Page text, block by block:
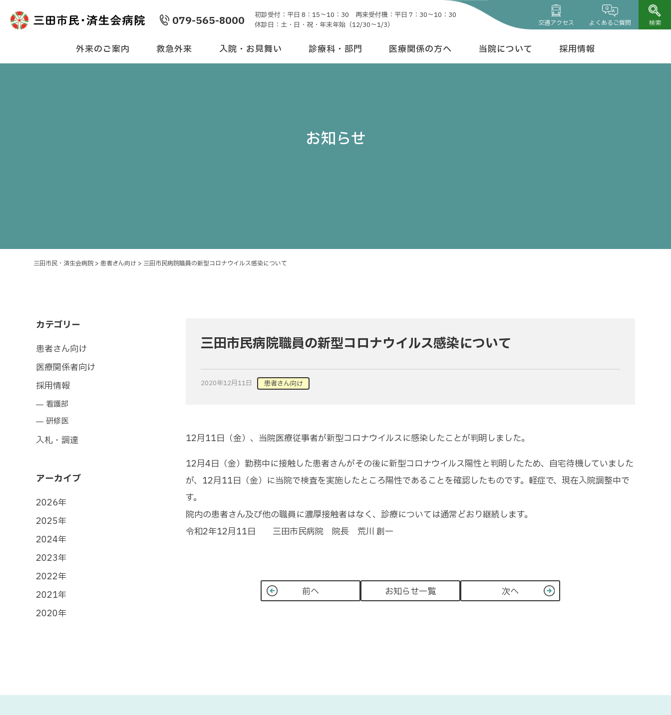
079-565-8000
初診受付：平日 8：15～10：30 再来受付機：平日 7：30～10：30
休診日：土・日・祝・年末年始（12/30～1/3）
交通アクセス よくあるご質問 検索
外来のご案内 救急外来 入院・お見舞い 診療科・部門 医療関係の方へ 当院について 採用情報
お知らせ
三田市民・済生会病院 >患者さん向け > 三田市民病院職員の新型コロナウイルス感染について
カテゴリー
患者さん向け
医療関係者向け
採用情報
看護部
研修医
入札・調達
アーカイブ
2026年
2025年
2024年
2023年
2022年
2021年
2020年
三田市民病院職員の新型コロナウイルス感染について
2020年12月11日 患者さん向け
12月11日（金）、当院医療従事者が新型コロナウイルスに感染したことが判明しました。
12月4日（金）勤務中に接触した患者さんがその後に新型コロナウイルス陽性と判明したため、自宅待機していました
が、12月11日（金）に当院で検査を実施したところ陽性であることを確認したものです。軽症で、現在入院調整中で
す。
院内の患者さん及び他の職員に濃厚接触者はなく、診療については通常どおり継続します。
令和2年12月11日 三田市民病院 院長 荒川 創一
前へ お知らせ一覧 次へ